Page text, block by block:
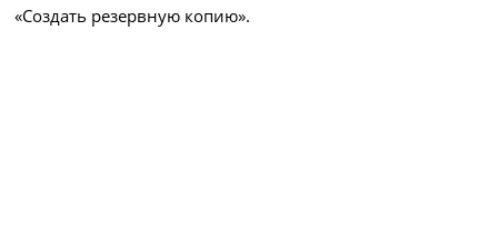
«Создать резервную копию».